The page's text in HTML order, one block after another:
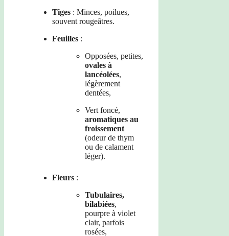
Tiges : Minces, poilues,
souvent rougeâtres.
Feuilles :
Opposées, petites,
ovales à
lancéolées,
légèrement
dentées,
Vert foncé,
aromatiques au
froissement
(odeur de thym
ou de calament
léger).
Fleurs :
Tubulaires,
bilabiées,
pourpre à violet
clair, parfois
rosées,